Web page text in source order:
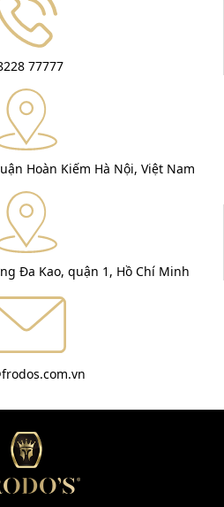
77777
Hoàn Kiếm Hà Nội, Việt Nam
Đa Kao, quận 1, Hồ Chí Minh